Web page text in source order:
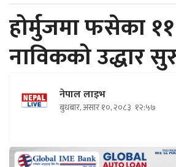
होर्मुजमा फसेका
नाविकको उद्धार
नेपाल लाइभ
बुधबार, असार १०, २०८३ १२:५७